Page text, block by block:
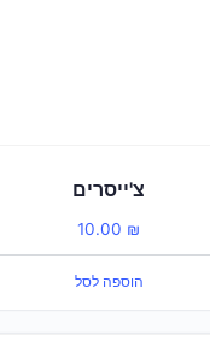
צ'ייסרים
10.00 ₪
הוספה לסל